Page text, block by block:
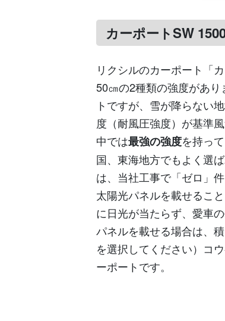
カーポートSW
リクシルのカーポート「
50㎝の2種類の強度があ
トですが、雪が降らない
度（耐風圧強度）が基準
中では最強の強度を持っ
国、東海地方でもよく選
は、当社工事で「ゼロ」
太陽光パネルを載せるこ
に日光が当たらず、愛車
パネルを載せる場合は、
を選択してください）コ
ーポートです。